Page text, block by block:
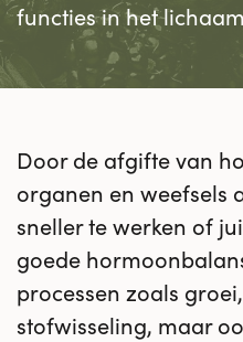
functies in het
Door de afgifte van
organen en weefsels
sneller te werken of
goede
processen zoals
stofwisseling, maar